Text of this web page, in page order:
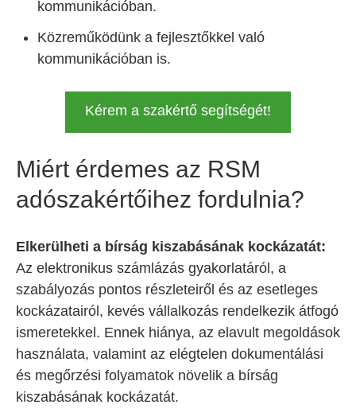
kommunikációban.
Közreműködünk a fejlesztőkkel való
kommunikációban is.
Kérem a szakértő segítségét!
Miért érdemes az RSM
adószakértőihez fordulnia?
Elkerülheti a bírság kiszabásának kockázatát:
Az elektronikus számlázás gyakorlatáról, a
szabályozás pontos részleteiről és az esetleges
kockázatairól, kevés vállalkozás rendelkezik átfogó
ismeretekkel. Ennek hiánya, az elavult megoldások
használata, valamint az elégtelen dokumentálási
és megőrzési folyamatok növelik a bírság
kiszabásának kockázatát.